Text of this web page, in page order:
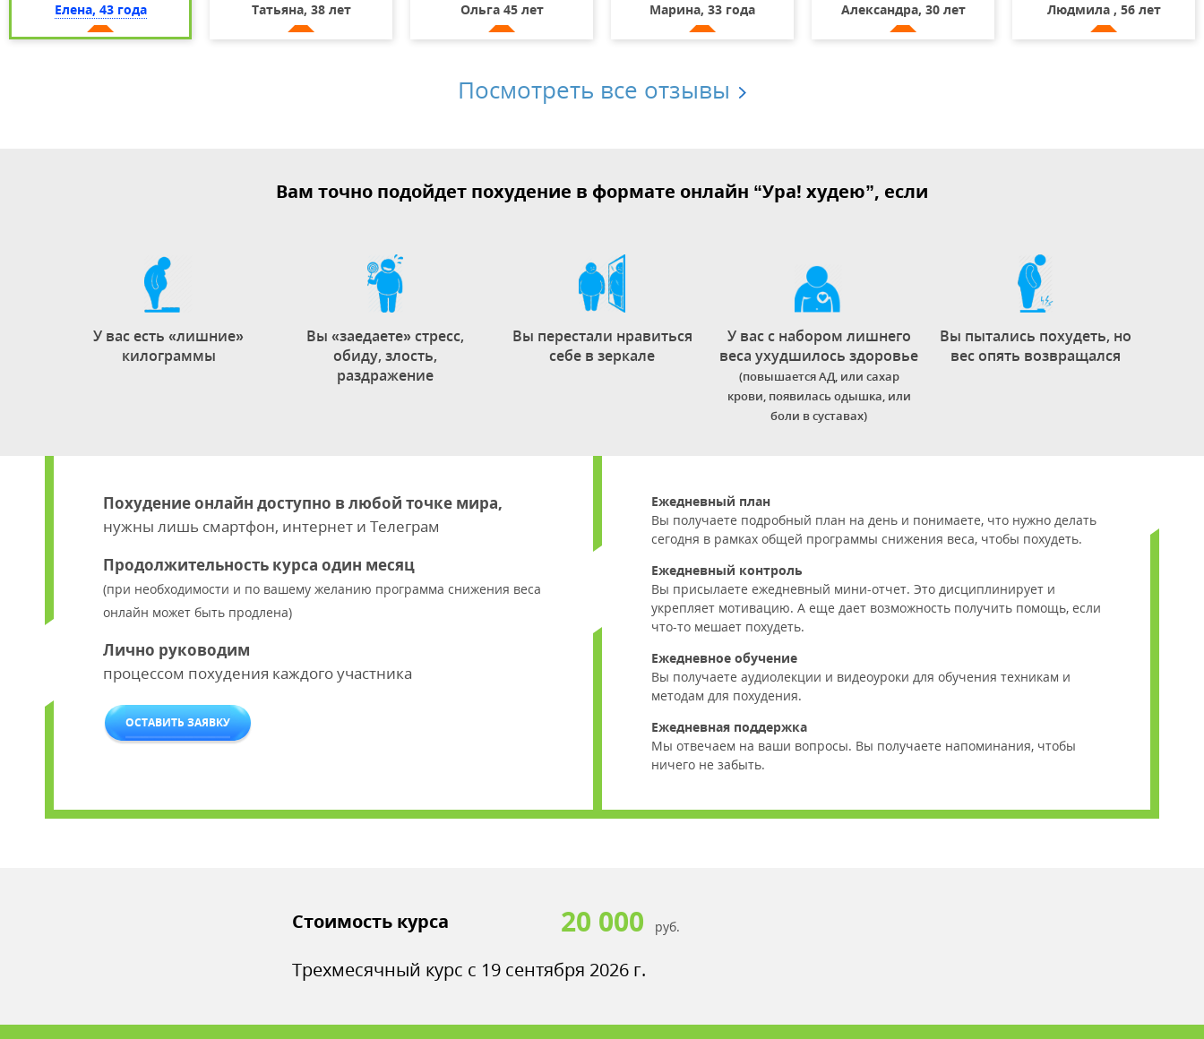
Елена, 43 года Татьяна, 38 лет Ольга 45 лет Марина, 33 года Александра, 30 лет Людмила , 56 лет
Посмотреть все отзывы
Вам точно подойдет похудение в формате онлайн “Ура! худею”, если
У вас есть «лишние»
килограммы
Вы «заедаете» стресс,
обиду, злость,
раздражение
Вы перестали нравиться
себе в зеркале
У вас с набором лишнего
веса ухудшилось здоровье
(повышается АД, или сахар
крови, появилась одышка, или
боли в суставах)
Вы пытались похудеть, но
вес опять возвращался
Похудение онлайн доступно в любой точке мира,
нужны лишь смартфон, интернет и Телеграм
Продолжительность курса один месяц
(при необходимости и по вашему желанию программа снижения веса
онлайн может быть продлена)
Лично руководим
процессом похудения каждого участника
ОСТАВИТЬ ЗАЯВКУ
Ежедневный план
Вы получаете подробный план на день и понимаете, что нужно делать
сегодня в рамках общей программы снижения веса, чтобы похудеть.
Ежедневный контроль
Вы присылаете ежедневный мини-отчет. Это дисциплинирует и
укрепляет мотивацию. А еще дает возможность получить помощь, если
что-то мешает похудеть.
Ежедневное обучение
Вы получаете аудиолекции и видеоуроки для обучения техникам и
методам для похудения.
Ежедневная поддержка
Мы отвечаем на ваши вопросы. Вы получаете напоминания, чтобы
ничего не забыть.
Стоимость курса 20 000 руб.
Трехмесячный курс с 19 сентября 2026 г.